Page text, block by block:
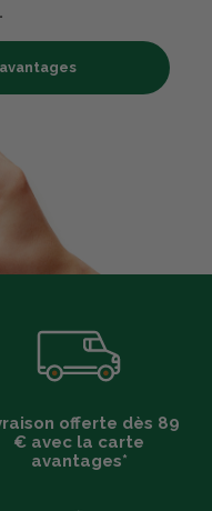
offerte dès 89
€ avec la carte
avantages*